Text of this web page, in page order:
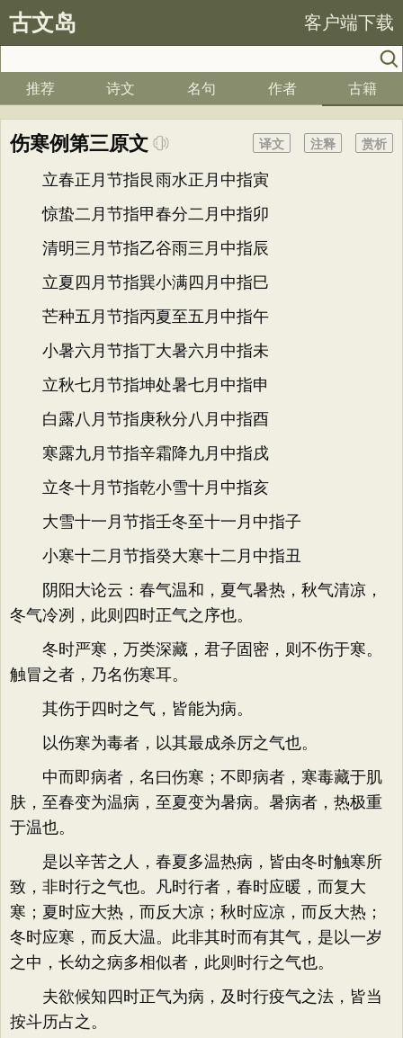
古文岛 客户端下载
推荐 诗文 名句 作者 古籍
伤寒例第三原文 赏析
注释
译文
立春正月节指艮雨水正月中指寅
惊蛰二月节指甲春分二月中指卯
清明三月节指乙谷雨三月中指辰
立夏四月节指巽小满四月中指巳
芒种五月节指丙夏至五月中指午
小暑六月节指丁大暑六月中指未
立秋七月节指坤处暑七月中指申
白露八月节指庚秋分八月中指酉
寒露九月节指辛霜降九月中指戌
立冬十月节指乾小雪十月中指亥
大雪十一月节指壬冬至十一月中指子
小寒十二月节指癸大寒十二月中指丑
阴阳大论云：春气温和，夏气暑热，秋气清凉，
冬气冷冽，此则四时正气之序也。
冬时严寒，万类深藏，君子固密，则不伤于寒。
触冒之者，乃名伤寒耳。
其伤于四时之气，皆能为病。
以伤寒为毒者，以其最成杀厉之气也。
中而即病者，名曰伤寒；不即病者，寒毒藏于肌
肤，至春变为温病，至夏变为暑病。暑病者，热极重
于温也。
是以辛苦之人，春夏多温热病，皆由冬时触寒所
致，非时行之气也。凡时行者，春时应暖，而复大
寒；夏时应大热，而反大凉；秋时应凉，而反大热；
冬时应寒，而反大温。此非其时而有其气，是以一岁
之中，长幼之病多相似者，此则时行之气也。
夫欲候知四时正气为病，及时行疫气之法，皆当
按斗历占之。